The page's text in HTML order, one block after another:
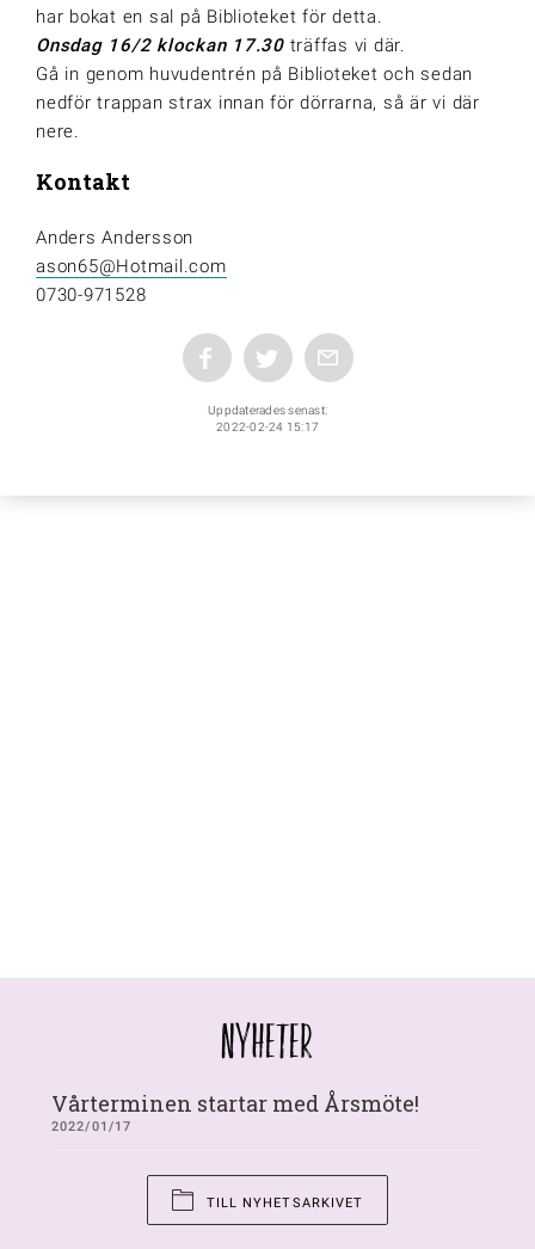
har bokat en sal på Biblioteket för detta.
Onsdag 16/2 klockan 17.30 träffas vi där.
Gå in genom huvudentrén på Biblioteket och sedan
nedför trappan strax innan för dörrarna, så är vi där
nere.
Kontakt
Anders Andersson
ason65@Hotmail.com
0730-971528
Uppdaterades senast:
2022-02-24 15:17
NYHETER
Vårterminen startar med Årsmöte!
2022/01/17
TILL NYHETSARKIVET